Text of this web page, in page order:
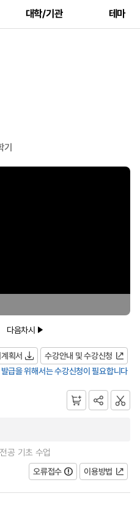
대학/기관 테마
기
다음차시
획서
수강안내 및 수강신청
급을 위해서는 수강신청이 필요합니다
공 기초 수업
오류접수
이용방법